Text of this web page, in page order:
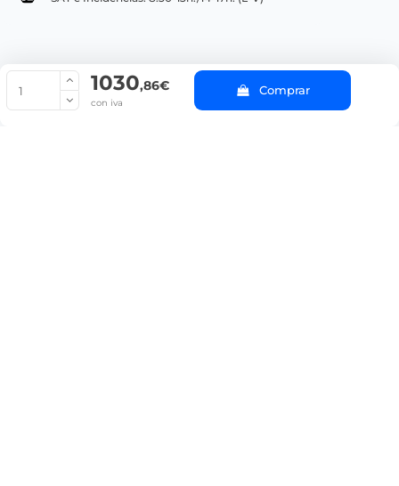
1030,86€
con iva
Comprar
© Copyright 2022 PepeBar.com | Política de cookies |
Aviso legal y
Condiciones generales de compra |